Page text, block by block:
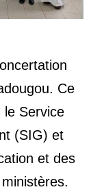
Ce
le Service
(SIG) et
et des